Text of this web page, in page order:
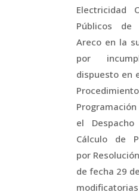
Electricidad
Públicos
Areco en la
por
dispuesto en
el
Cálculo de
por
de fecha 29